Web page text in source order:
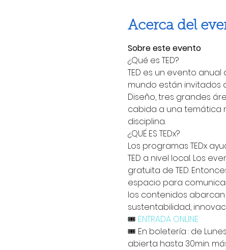
Acerca del
Sobre este evento
¿Qué es TED?
TED es un evento
mundo están invitados
Diseño, tres grandes
cabida a una temática
disciplina.
¿QUÉ ES TEDx?
Los programas TEDx
TED a nivel local. Los
gratuita de TED.
espacio para
los contenidos
sustentabilidad,
🎟️ ENTRADA ONLINE
🎟️ En boletería : de
abierta hasta 30min.